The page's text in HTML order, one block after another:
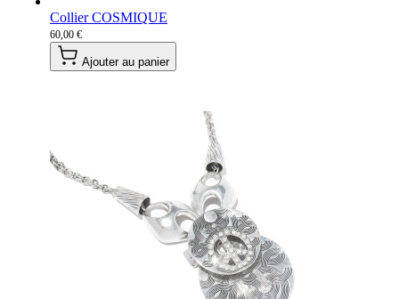
Collier COSMIQUE
60,00 €
Ajouter au panier